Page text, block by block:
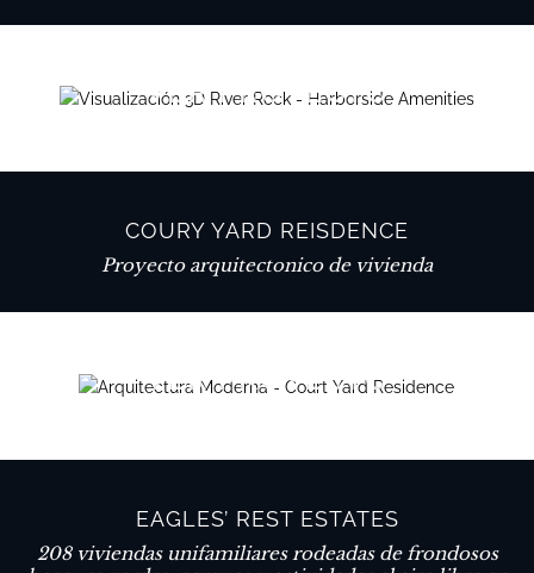
VER PROYECTO
COURY YARD REISDENCE
Proyecto arquitectonico de vivienda
VER PROYECTO
EAGLES’ REST ESTATES
208 viviendas unifamiliares rodeadas de frondosos